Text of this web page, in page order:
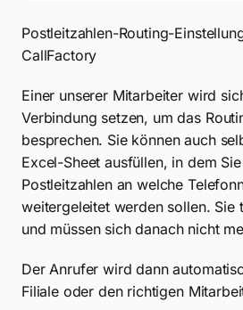
Postleitzahlen-Routing-
CallFactory
Einer unserer Mitarbeiter wird
Verbindung setzen, um das
besprechen. Sie können auch
Excel-Sheet ausfüllen, in dem
Postleitzahlen an welche
weitergeleitet werden sollen. Sie
und müssen sich danach nicht
Der Anrufer wird dann
Filiale oder den richtigen